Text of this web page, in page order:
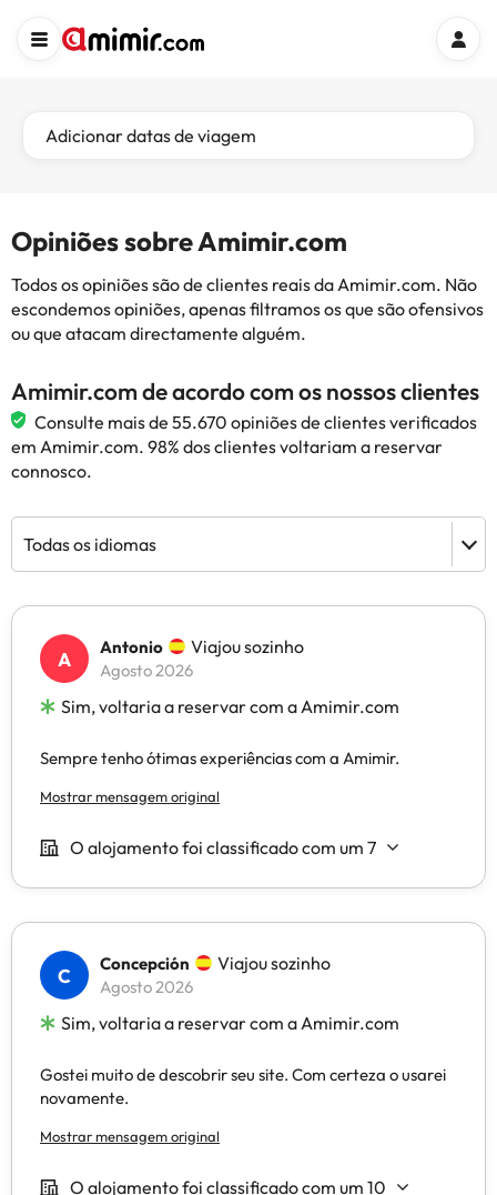
Adicionar datas de viagem
Opiniões sobre Amimir.com
Todos os opiniões são de clientes reais da Amimir.com. Não
escondemos opiniões, apenas filtramos os que são ofensivos
ou que atacam directamente alguém.
Amimir.com de acordo com os nossos clientes
Consulte mais de 55.670 opiniões de clientes verificados
em Amimir.com. 98% dos clientes voltariam a reservar
connosco.